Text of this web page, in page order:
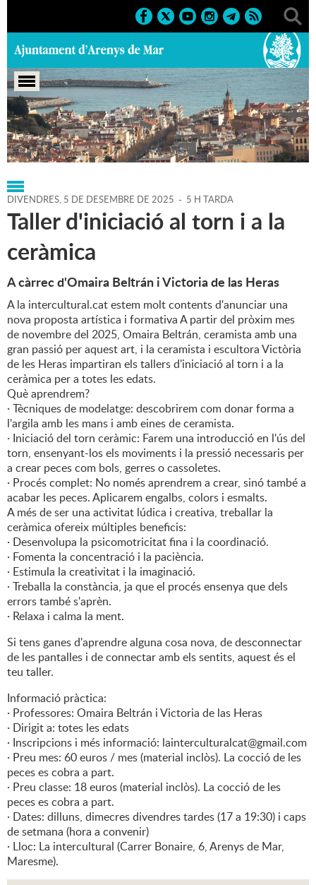
Portada > Regidories > Cultura > Agenda > 05-12-2025
DIVENDRES, 5 DE DESEMBRE DE 2025 - 5 H TARDA
Taller d'iniciació al torn i a la
ceràmica
A càrrec d'Omaira Beltrán i Victoria de las Heras
A la intercultural.cat estem molt contents d'anunciar una
nova proposta artística i formativa A partir del pròxim mes
de novembre del 2025, Omaira Beltrán, ceramista amb una
gran passió per aquest art, i la ceramista i escultora Victòria
de les Heras impartiran els tallers d'iniciació al torn i a la
ceràmica per a totes les edats.
Què aprendrem?
· Tècniques de modelatge: descobrirem com donar forma a
l'argila amb les mans i amb eines de ceramista.
· Iniciació del torn ceràmic: Farem una introducció en l'ús del
torn, ensenyant-los els moviments i la pressió necessaris per
a crear peces com bols, gerres o cassoletes.
· Procés complet: No només aprendrem a crear, sinó també a
acabar les peces. Aplicarem engalbs, colors i esmalts.
A més de ser una activitat lúdica i creativa, treballar la
ceràmica ofereix múltiples beneficis:
· Desenvolupa la psicomotricitat fina i la coordinació.
· Fomenta la concentració i la paciència.
· Estimula la creativitat i la imaginació.
· Treballa la constància, ja que el procés ensenya que dels
errors també s'aprèn.
· Relaxa i calma la ment.
Si tens ganes d'aprendre alguna cosa nova, de desconnectar
de les pantalles i de connectar amb els sentits, aquest és el
teu taller.
Informació pràctica:
· Professores: Omaira Beltrán i Victoria de las Heras
· Dirigit a: totes les edats
· Inscripcions i més informació: lainterculturalcat@gmail.com
· Preu mes: 60 euros / mes (material inclòs). La cocció de les
peces es cobra a part.
· Preu classe: 18 euros (material inclòs). La cocció de les
peces es cobra a part.
· Dates: dilluns, dimecres divendres tardes (17 a 19:30) i caps
de setmana (hora a convenir)
· Lloc: La intercultural (Carrer Bonaire, 6, Arenys de Mar,
Maresme).